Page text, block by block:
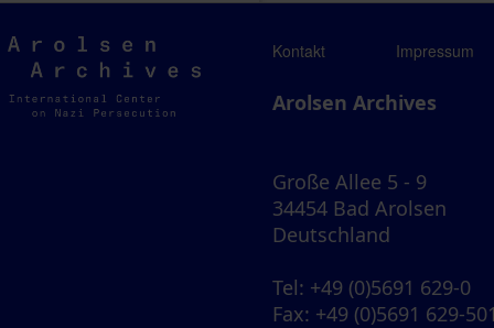
Arolsen
Archives
Kontakt Impressum
Arolsen Archives
Große Allee 5 - 9
34454 Bad Arolsen
Deutschland
Tel: +49 (0)5691 629-0
Fax: +49 (0)5691 629-